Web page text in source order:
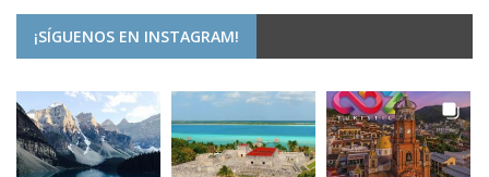
¡SÍGUENOS EN INSTAGRAM!